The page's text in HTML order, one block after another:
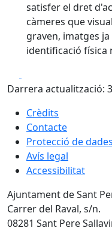
satisfer el dret
càmeres que
graven, imatges
identificació física
Darrera actualització:
Crèdits
Contacte
Protecció de dades
Avís legal
Accessibilitat
Ajuntament de Sant
Carrer del Raval, s/n.
08281 Sant Pere